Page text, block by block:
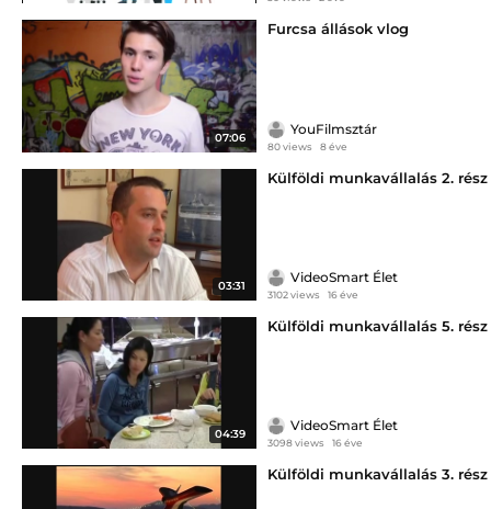
07:06
Furcsa állások vlog
YouFilmsztár
80 views 8 éve
03:31
Külföldi munkavállalás 2. rész
VideoSmart Élet
3102 views 16 éve
04:39
Külföldi munkavállalás 5. rész
VideoSmart Élet
3098 views 16 éve
Külföldi munkavállalás 3. rész